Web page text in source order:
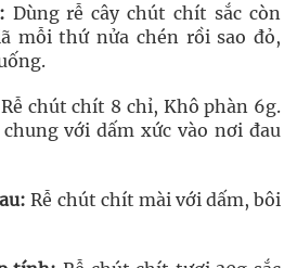
Dùng rễ cây chút chít sắc còn
mỗi thứ nửa chén rồi sao đỏ,
Rễ chút chít 8 chỉ, Khô phàn 6g.
với dấm xức vào nơi đau
Rễ chút chít mài với dấm, bôi